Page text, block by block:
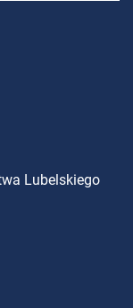
Lubelskiego